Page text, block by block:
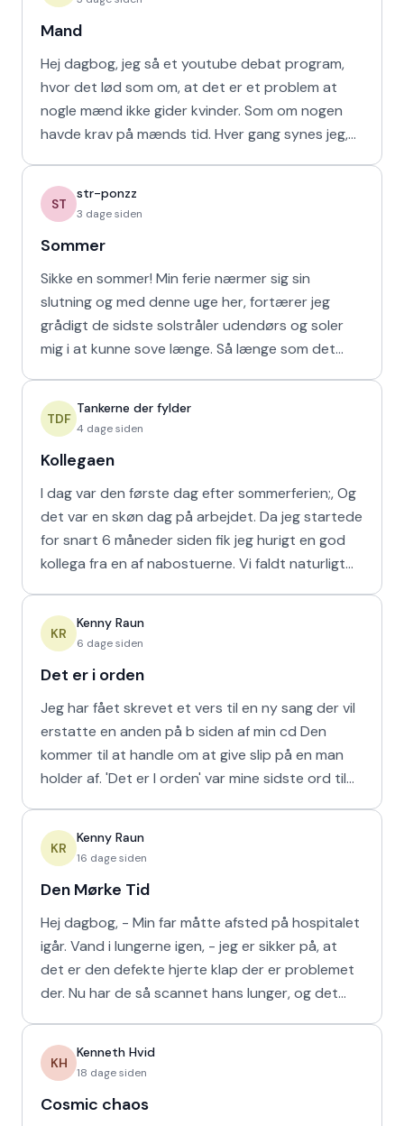
Mand
Hej dagbog, jeg så et youtube debat program,
hvor det lød som om, at det er et problem at
nogle mænd ikke gider kvinder. Som om nogen
havde krav på mænds tid. Hver gang synes jeg,
ST
str-ponzz
3 dage siden
Sommer
Sikke en sommer! Min ferie nærmer sig sin
slutning og med denne uge her, fortærer jeg
grådigt de sidste solstråler udendørs og soler
mig i at kunne sove længe. Så længe som det
TDF
Tankerne der fylder
4 dage siden
Kollegaen
I dag var den første dag efter sommerferien;, Og
det var en skøn dag på arbejdet. Da jeg startede
for snart 6 måneder siden fik jeg hurigt en god
kollega fra en af nabostuerne. Vi faldt naturligt
KR
Kenny Raun
6 dage siden
Det er i orden
Jeg har fået skrevet et vers til en ny sang der vil
erstatte en anden på b siden af min cd Den
kommer til at handle om at give slip på en man
holder af. 'Det er I orden' var mine sidste ord til
KR
Kenny Raun
16 dage siden
Den Mørke Tid
Hej dagbog, - Min far måtte afsted på hospitalet
igår. Vand i lungerne igen, - jeg er sikker på, at
det er den defekte hjerte klap der er problemet
der. Nu har de så scannet hans lunger, og det
KH
Kenneth Hvid
18 dage siden
Cosmic chaos